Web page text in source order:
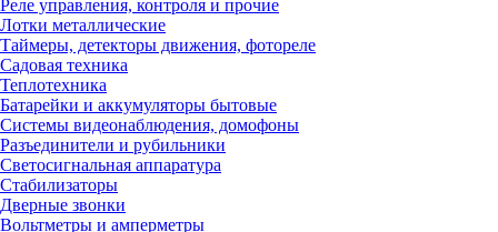
Реле управления, контроля и прочие
Лотки металлические
Таймеры, детекторы движения, фотореле
Садовая техника
Теплотехника
Батарейки и аккумуляторы бытовые
Системы видеонаблюдения, домофоны
Разъединители и рубильники
Светосигнальная аппаратура
Стабилизаторы
Дверные звонки
Вольтметры и амперметры